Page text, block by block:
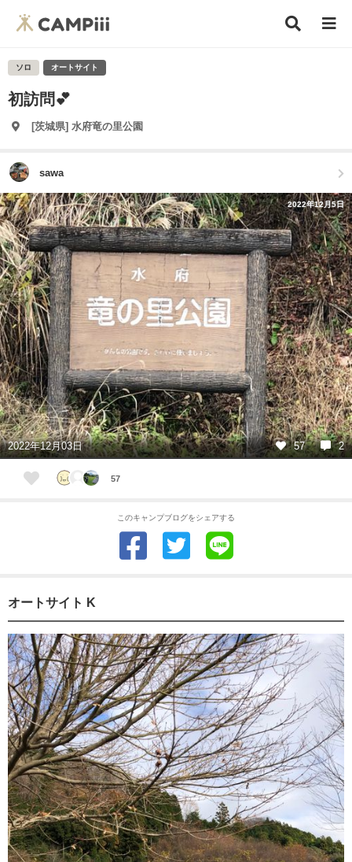
ソロ オートサイト
初訪問💕
[茨城県] 水府竜の里公園
sawa
2022年12月5日
2022年12月03日 57 2
57
このキャンプブログをシェアする
オートサイト K